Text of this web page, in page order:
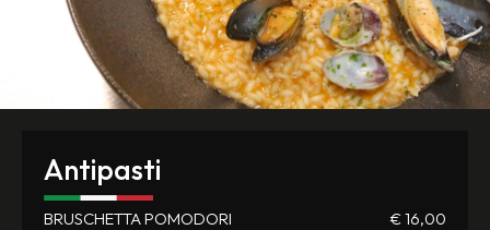
Antipasti
BRUSCHETTA POMODORI € 16,00